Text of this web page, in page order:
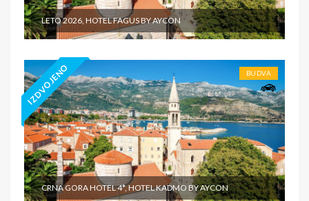
LETO 2026, HOTEL FAGUS BY AYCON
IZDVOJENO BUDVA
CRNA GORA HOTEL 4*, HOTEL KADMO BY AYCON